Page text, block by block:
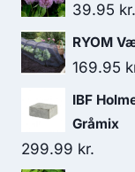
39.95 kr.
RYOM
169.95
IBF
Gråmix
299.99 kr.